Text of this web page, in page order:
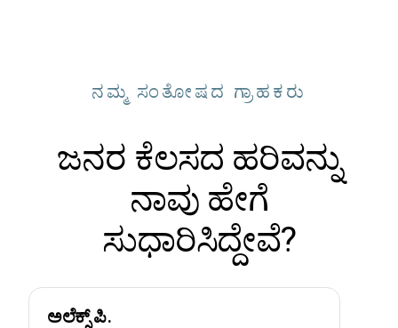
ನಮ್ಮ ಸಂತೋಷದ ಗ್ರಾಹಕರು
ಜನರ ಕೆಲಸದ ಹರಿವನ್ನು
ನಾವು ಹೇಗೆ
ಸುಧಾರಿಸಿದ್ದೇವೆ?
ಅಲೆಕ್ಸ್ ಪಿ.